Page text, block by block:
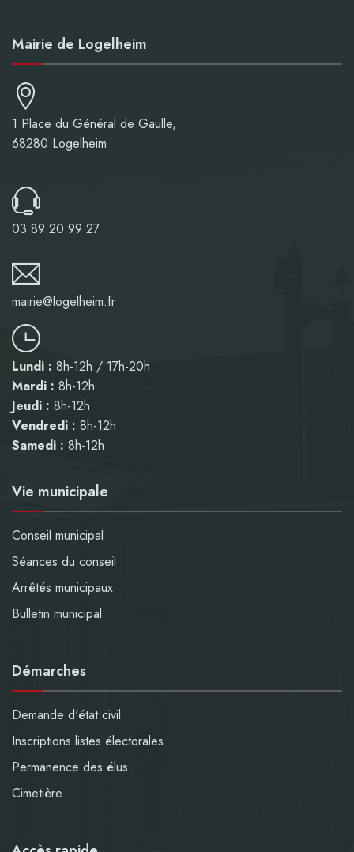
Mairie de Logelheim
1 Place du Général de Gaulle,
68280 Logelheim
03 89 20 99 27
mairie@logelheim.fr
Lundi : 8h-12h / 17h-20h
Mardi : 8h-12h
Jeudi : 8h-12h
Vendredi : 8h-12h
Samedi : 8h-12h
Vie municipale
Conseil municipal
Séances du conseil
Arrêtés municipaux
Bulletin municipal
Démarches
Demande d'état civil
Inscriptions listes électorales
Permanence des élus
Cimetière